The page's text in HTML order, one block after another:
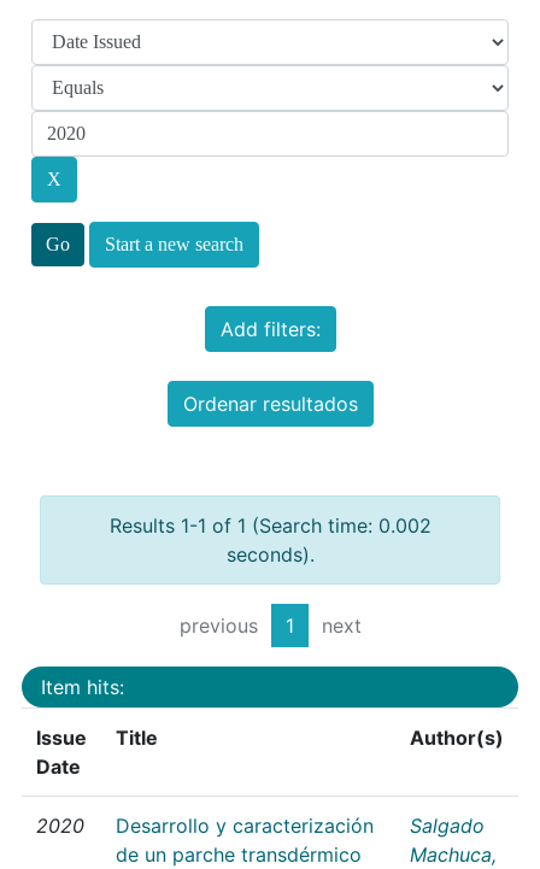
Start a new search
Add filters:
Ordenar resultados
Results 1-1 of 1 (Search time: 0.002
seconds).
previous 1 next
Item hits:
Issue
Date
Title Author(s)
2020
Desarrollo y caracterización
de un parche transdérmico
Salgado
Machuca,